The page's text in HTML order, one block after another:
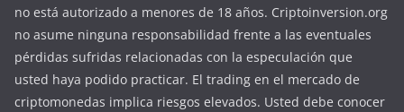
no está autorizado a menores de 18 años. Criptoinversion.org
no asume ninguna responsabilidad frente a las eventuales
pérdidas sufridas relacionadas con la especulación que
usted haya podido practicar. El trading en el mercado de
criptomonedas implica riesgos elevados. Usted debe conocer